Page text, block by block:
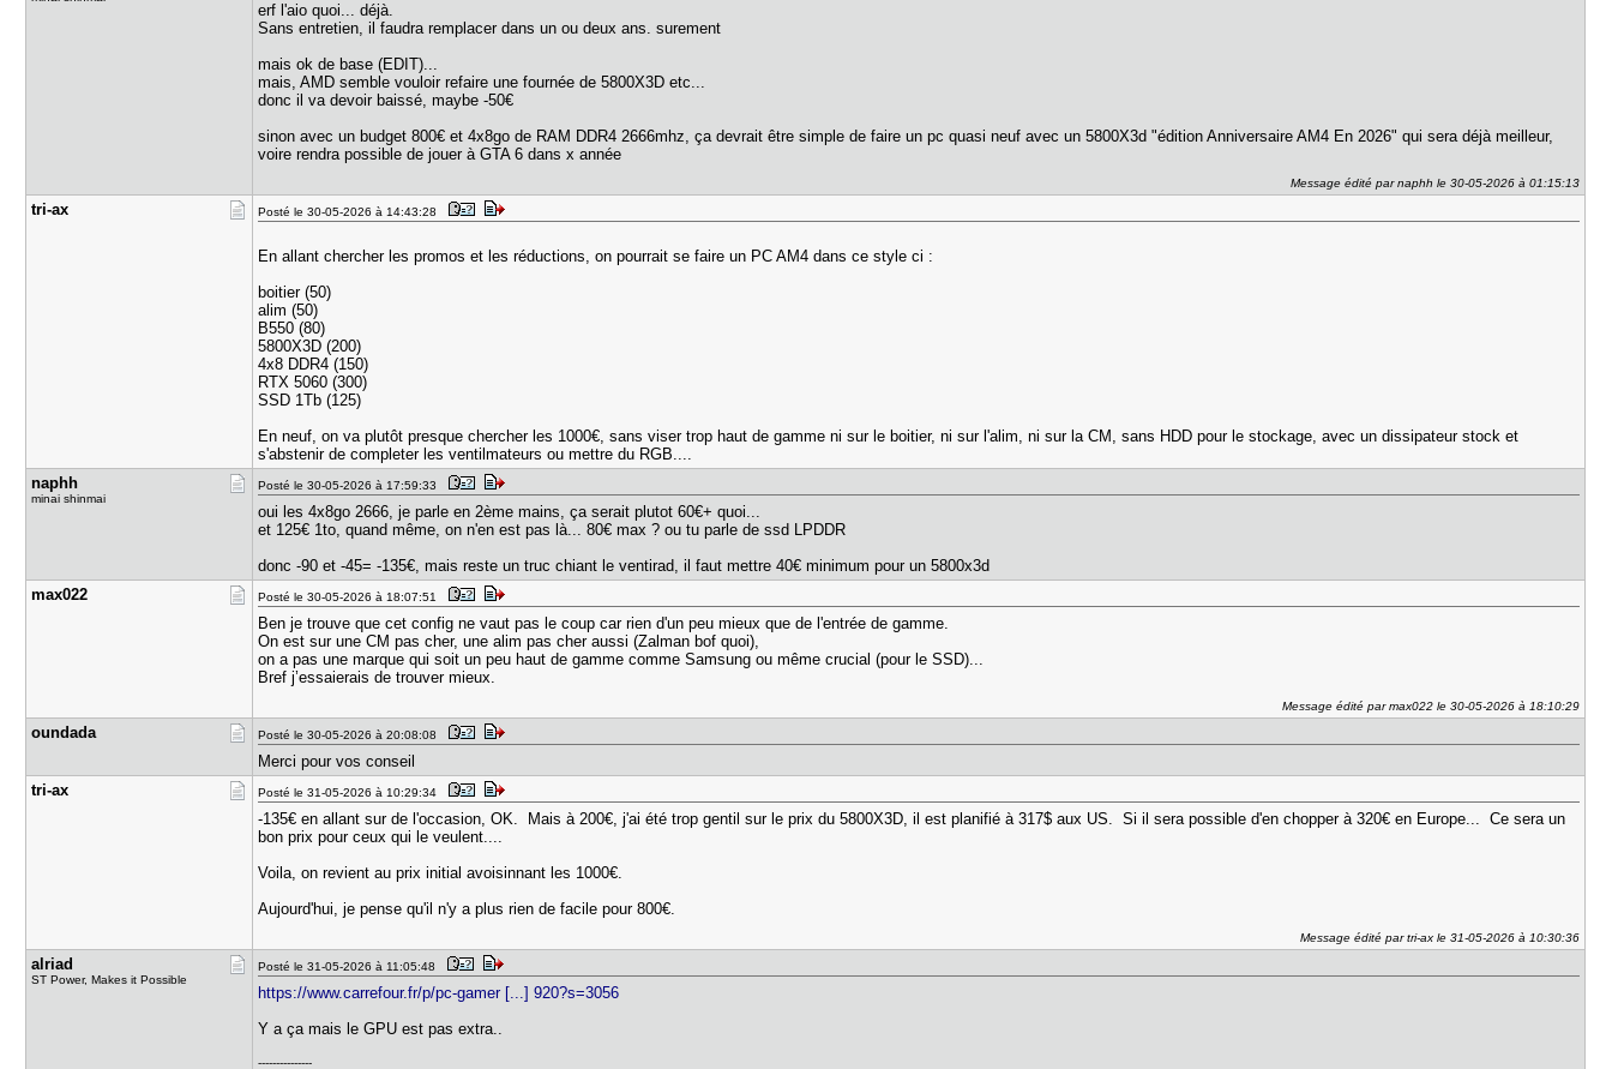
erf l'aio quoi... déjà.
Sans entretien, il faudra remplacer dans un ou deux ans. surement
mais ok de base (EDIT)...
mais, AMD semble vouloir refaire une fournée de 5800X3D etc...
donc il va devoir baissé, maybe -50€
sinon avec un budget 800€ et 4x8go de RAM DDR4 2666mhz, ça devrait être simple de faire un pc quasi neuf avec un 5800X3d "édition Anniversaire AM4 En 2026" qui sera déjà meilleur,
voire rendra possible de jouer à GTA 6 dans x année
Message édité par naphh le 30-05-2026 à 01:15:13
tri-ax Posté le 30-05-2026 à 14:43:28
En allant chercher les promos et les réductions, on pourrait se faire un PC AM4 dans ce style ci :
boitier (50)
alim (50)
B550 (80)
5800X3D (200)
4x8 DDR4 (150)
RTX 5060 (300)
SSD 1Tb (125)
En neuf, on va plutôt presque chercher les 1000€, sans viser trop haut de gamme ni sur le boitier, ni sur l'alim, ni sur la CM, sans HDD pour le stockage, avec un dissipateur stock et
s'abstenir de completer les ventilmateurs ou mettre du RGB....
naphh
minai shinmai
Posté le 30-05-2026 à 17:59:33
oui les 4x8go 2666, je parle en 2ème mains, ça serait plutot 60€+ quoi...
et 125€ 1to, quand même, on n'en est pas là... 80€ max ? ou tu parle de ssd LPDDR
donc -90 et -45= -135€, mais reste un truc chiant le ventirad, il faut mettre 40€ minimum pour un 5800x3d
max022
Posté le 30-05-2026 à 18:07:51
Ben je trouve que cet config ne vaut pas le coup car rien d'un peu mieux que de l'entrée de gamme.
On est sur une CM pas cher, une alim pas cher aussi (Zalman bof quoi),
on a pas une marque qui soit un peu haut de gamme comme Samsung ou même crucial (pour le SSD)...
Bref j’essaierais de trouver mieux.
Message édité par max022 le 30-05-2026 à 18:10:29
oundada Posté le 30-05-2026 à 20:08:08
Merci pour vos conseil
tri-ax
Posté le 31-05-2026 à 10:29:34
-135€ en allant sur de l'occasion, OK. Mais à 200€, j'ai été trop gentil sur le prix du 5800X3D, il est planifié à 317$ aux US. Si il sera possible d'en chopper à 320€ en Europe... Ce sera un
bon prix pour ceux qui le veulent....
Voila, on revient au prix initial avoisinnant les 1000€.
Aujourd'hui, je pense qu'il n'y a plus rien de facile pour 800€.
Message édité par tri-ax le 31-05-2026 à 10:30:36
alriad
ST Power, Makes it Possible
Posté le 31-05-2026 à 11:05:48
https://www.carrefour.fr/p/pc-gamer [...] 920?s=3056
Y a ça mais le GPU est pas extra..
---------------